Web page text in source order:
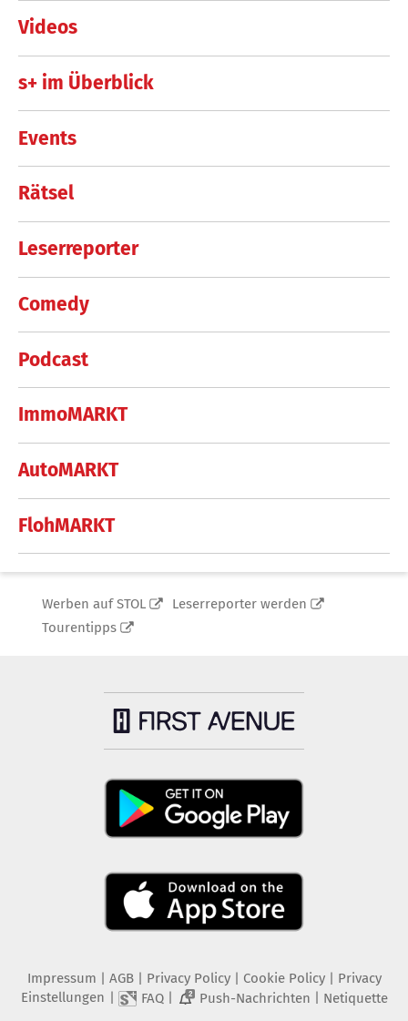
Videos
s+ im Überblick
Events
Rätsel
Leserreporter
Comedy
Podcast
ImmoMARKT
AutoMARKT
FlohMARKT
Werben auf STOL
Leserreporter werden
Tourentipps
Impressum AGB Privacy Policy| Cookie Policy| Privacy
Einstellungen
FAQ| 2 Push-Nachrichten Netiquette